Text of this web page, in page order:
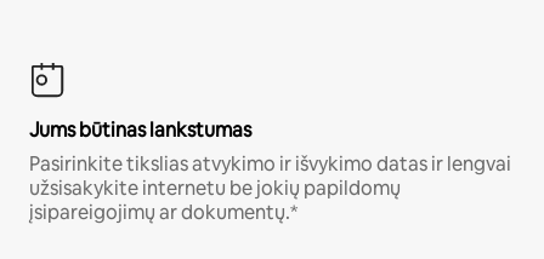
Jums būtinas lankstumas
Pasirinkite tikslias atvykimo ir išvykimo datas ir lengvai
užsisakykite internetu be jokių papildomų
įsipareigojimų ar dokumentų.*